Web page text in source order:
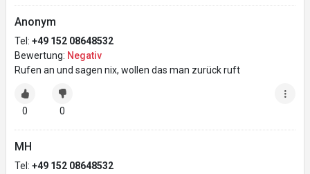
Anonym
Tel: +49 152 08648532
Bewertung: Negativ
Rufen an und sagen nix, wollen das man zurück ruft
0 0
MH
Tel: +49 152 08648532